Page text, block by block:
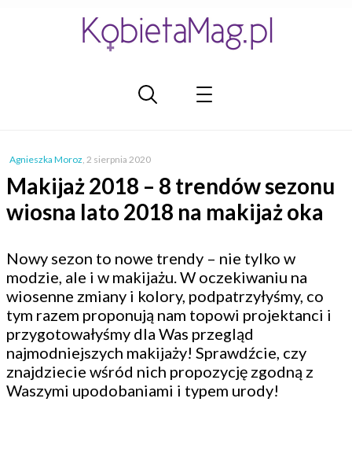
Agnieszka Moroz, 2 sierpnia 2020
Makijaż 2018 – 8 trendów sezonu
wiosna lato 2018 na makijaż oka
Nowy sezon to nowe trendy – nie tylko w
modzie, ale i w makijażu. W oczekiwaniu na
wiosenne zmiany i kolory, podpatrzyłyśmy, co
tym razem proponują nam topowi projektanci i
przygotowałyśmy dla Was przegląd
najmodniejszych makijaży! Sprawdźcie, czy
znajdziecie wśród nich propozycję zgodną z
Waszymi upodobaniami i typem urody!